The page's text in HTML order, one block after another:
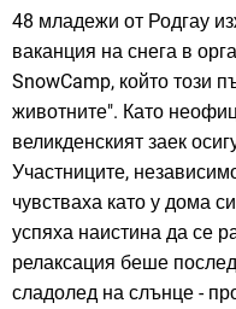
48 младежи от Родгау
ваканция на снега в
SnowCamp, който този
животните". Като
великденският заек
Участниците,
чувстваха като у дома
успяха наистина да се
релаксация беше
сладолед на слънце -